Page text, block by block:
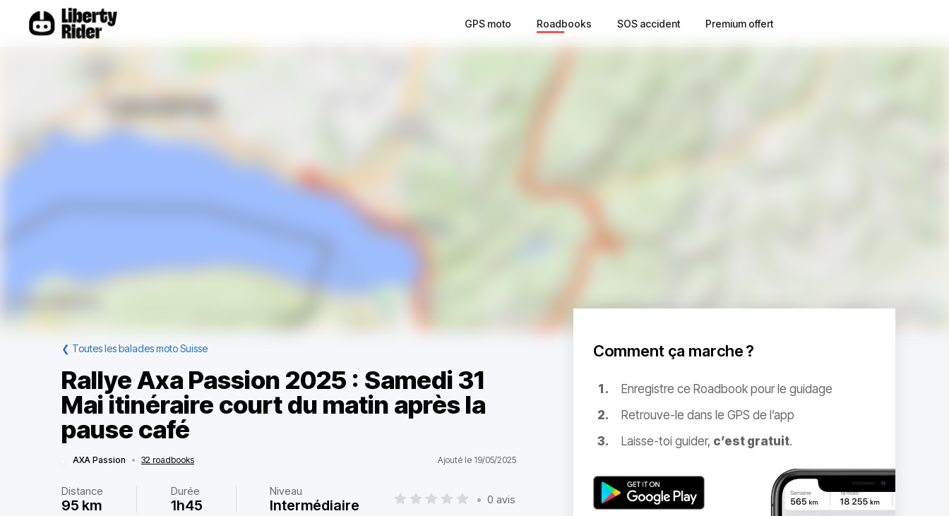
GPS moto Roadbooks SOS accident Premium offert
❮ Toutes les balades moto Suisse
Rallye Axa Passion 2025 : Samedi 31
Mai itinéraire court du matin après la
pause café
AXA Passion • 32 roadbooks Ajouté le 19/05/2025
Distance
95 km
Durée
1h45
Niveau
Intermédiaire • 0 avis
Comment ça marche ?
Enregistre ce Roadbook pour le guidage
Retrouve-le dans le GPS de l’app
Laisse-toi guider, c’est gratuit.